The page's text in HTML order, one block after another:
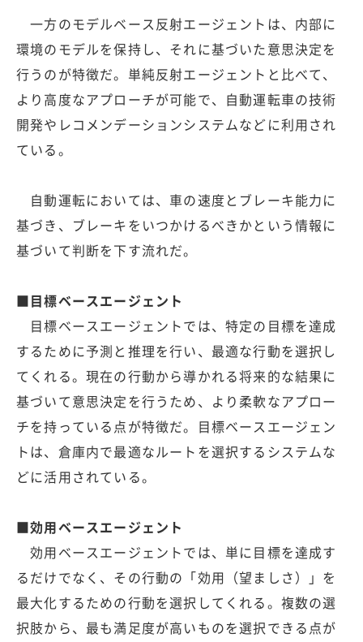
一方のモデルベース反射エージェントは、内部に
環境のモデルを保持し、それに基づいた意思決定を
行うのが特徴だ。単純反射エージェントと比べて、
より高度なアプローチが可能で、自動運転車の技術
開発やレコメンデーションシステムなどに利用され
ている。
自動運転においては、車の速度とブレーキ能力に
基づき、ブレーキをいつかけるべきかという情報に
基づいて判断を下す流れだ。
■目標ベースエージェント
目標ベースエージェントでは、特定の目標を達成
するために予測と推理を行い、最適な行動を選択し
てくれる。現在の行動から導かれる将来的な結果に
基づいて意思決定を行うため、より柔軟なアプロー
チを持っている点が特徴だ。目標ベースエージェン
トは、倉庫内で最適なルートを選択するシステムな
どに活用されている。
■効用ベースエージェント
効用ベースエージェントでは、単に目標を達成す
るだけでなく、その行動の「効用（望ましさ）」を
最大化するための行動を選択してくれる。複数の選
択肢から、最も満足度が高いものを選択できる点が